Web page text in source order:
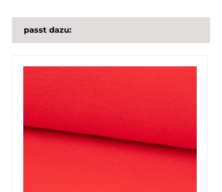
passt dazu: